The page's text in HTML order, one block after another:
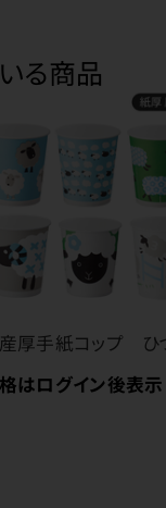
る商品
厚手紙コップ ひ
はログイン後表示